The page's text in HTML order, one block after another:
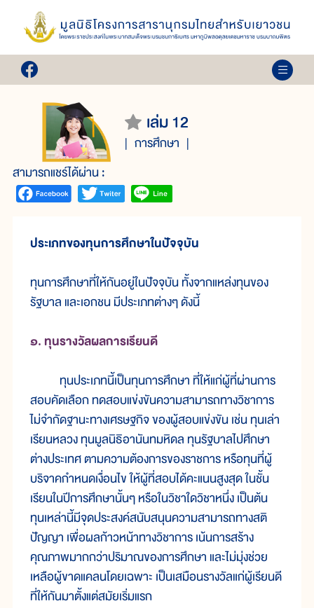
เล่ม 12
การศึกษา
สามารถแชร์ได้ผ่าน :
ประเภทของทุนการศึกษาในปัจจุบัน
ทุนการศึกษาที่ให้กันอยู่ในปัจจุบัน ทั้งจากแหล่งทุนของ
รัฐบาล และเอกชน มีประเภทต่างๆ ดังนี้
๑. ทุนรางวัลผลการเรียนดี
ทุนประเภทนี้เป็นทุนการศึกษา ที่ให้แก่ผู้ที่ผ่านการ
สอบคัดเลือก ทดสอบแข่งขันความสามารถทางวิชาการ
ไม่จำกัดฐานะทางเศรษฐกิจ ของผู้สอบแข่งขัน เช่น ทุนเล่า
เรียนหลวง ทุนมูลนิธิอานันทมหิดล ทุนรัฐบาลไปศึกษา
ต่างประเทศ ตามความต้องการของราชการ หรือทุนที่ผู้
บริจาคกำหนดเงื่อนไข ให้ผู้ที่สอบได้คะแนนสูงสุด ในชั้น
เรียนในปีการศึกษานั้นๆ หรือในวิชาใดวิชาหนึ่ง เป็นต้น
ทุนเหล่านี้มีจุดประสงค์สนับสนุนความสามารถทางสติ
ปัญญา เพื่อผลก้าวหน้าทางวิชาการ เน้นการสร้าง
คุณภาพมากกว่าปริมาณของการศึกษา และไม่มุ่งช่วย
เหลือผู้ขาดแคลนโดยเฉพาะ เป็นเสมือนรางวัลแก่ผู้เรียนดี
ที่ให้กันมาตั้งแต่สมัยเริ่มแรก